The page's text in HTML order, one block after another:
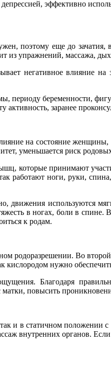
эффективно
поэтому еще до
из упражнений, массажа,
негативное влияние
периоду беременности,
активность, заранее
на состояние
уменьшается риск
которые принимают
так работают ноги, руки,
движения используются
в ногах, боли в спине. В
к родам.
родоразрешении. Во
кислородом нужно
Благодаря
повысить
и в статичном положении
внутренних органов.